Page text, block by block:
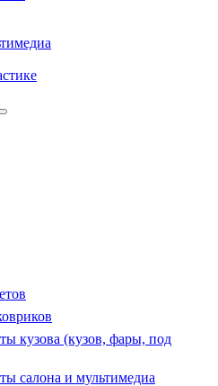
кузова (кузов, фары, под
салона и мультимедиа